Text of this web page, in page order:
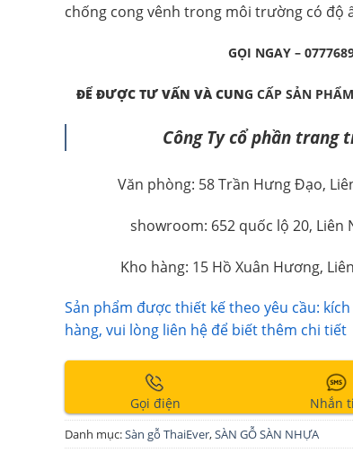
chống cong vênh trong môi trường có độ
GỌI NGAY –
ĐỂ ĐƯỢC TƯ VẤN VÀ CUNG CẤP SẢN
Công Ty cổ phần
Văn phòng: 58 Trần Hưng Đạo,
showroom: 652 quốc lộ 20,
Kho hàng: 15 Hồ Xuân Hương,
Sản phẩm được thiết kế theo yêu cầu:
hàng, vui lòng liên hệ để biết thêm chi tiết
Gọi điện Nhắn
Danh mục:Sàn gỗ ThaiEver,SÀN GỖ SÀN NHỰA